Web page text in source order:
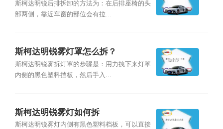
斯柯达明锐后排拆卸的方法为：在后排座椅的头
部两侧，靠近车窗的部位会有拉...
斯柯达明锐雾灯罩怎么拆？
斯柯达明锐雾拆灯罩的步骤是：用力拽下来灯罩
内侧的黑色塑料挡板，然后手入...
斯柯达明锐雾灯如何拆
斯柯达明锐雾灯内侧有黑色塑料档板，可以直接